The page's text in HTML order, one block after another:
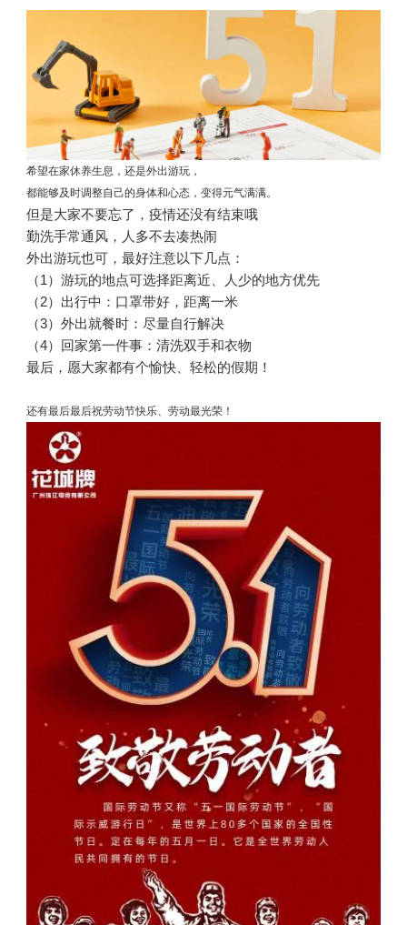
希望在家休养生息，还是外出游玩，
都能够及时调整自己的身体和心态，变得元气满满。
但是大家不要忘了，疫情还没有结束哦
勤洗手常通风，人多不去凑热闹
外出游玩也可，最好注意以下几点：
（1）游玩的地点可选择距离近、人少的地方优先
（2）出行中：口罩带好，距离一米
（3）外出就餐时：尽量自行解决
（4）回家第一件事：清洗双手和衣物
最后，愿大家都有个愉快、轻松的假期！
还有最后最后祝劳动节快乐、劳动最光荣！